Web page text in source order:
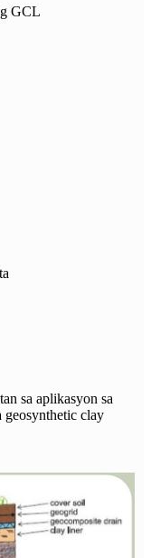
GCL
sa aplikasyon sa
geosynthetic clay